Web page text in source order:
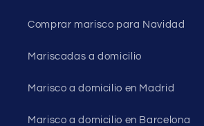
Comprar marisco para Navidad
Mariscadas a domicilio
Marisco a domicilio en Madrid
Marisco a domicilio en Barcelona